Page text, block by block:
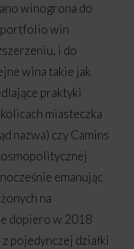
winogrona do
portfolio win
i do
wina takie jak
praktyki
miasteczka
nazwa) czy Camins
emanując
na
dopiero w 2018
pojedynczej działki